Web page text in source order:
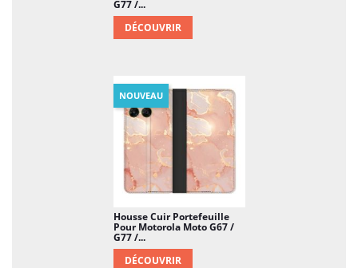
G77 /...
DÉCOUVRIR
Housse Cuir Portefeuille
Pour Motorola Moto G67 /
G77 /...
DÉCOUVRIR
NOUVEAU